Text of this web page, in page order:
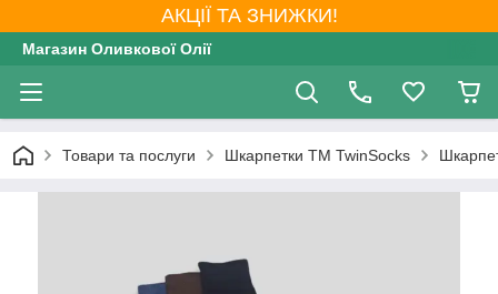
АКЦІЇ ТА ЗНИЖКИ!
Магазин Оливкової Олії
Товари та послуги Шкарпетки ТМ TwinSocks